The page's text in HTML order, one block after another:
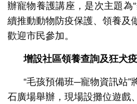
辦寵物養護講座，是次主題為
續推動動物防疫保護、領養及
歡迎市民參加。
增設社區領養查詢及狂犬
“毛孩預備班─寵物資訊站”
石廣場舉辦，現場設攤位遊戲